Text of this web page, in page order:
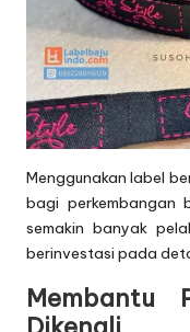
Menggunakan label
bagi perkembangan
semakin banyak
berinvestasi pada
Membantu